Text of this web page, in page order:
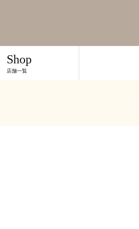
Shop
店舗一覧